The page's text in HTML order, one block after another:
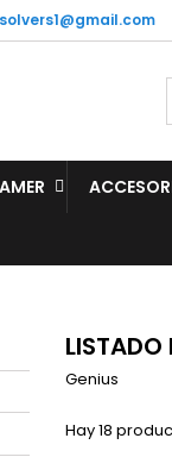
LISTADO
Genius
Hay 18